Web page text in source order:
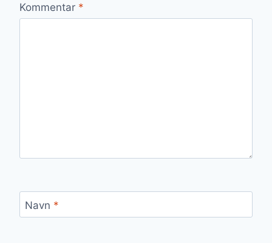
Kommentar *
Navn *